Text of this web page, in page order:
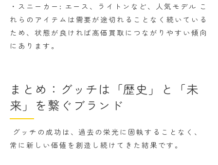
・スニーカー: エース、ライトンなど、人気モデル こ
れらのアイテムは需要が途切れることなく続いている
ため、状態が良ければ高価買取につながりやすい傾向
にあります。
まとめ：グッチは「歴史」と「未
来」を繋ぐブランド
グッチの成功は、過去の栄光に固執することなく、
常に新しい価値を創造し続けてきた結果です。